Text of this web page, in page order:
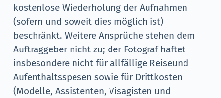
kostenlose Wiederholung der Aufnahmen
(sofern und soweit dies möglich ist)
beschränkt. Weitere Ansprüche stehen dem
Auftraggeber nicht zu; der Fotograf haftet
insbesondere nicht für allfällige Reiseund
Aufenthaltsspesen sowie für Drittkosten
(Modelle, Assistenten, Visagisten und